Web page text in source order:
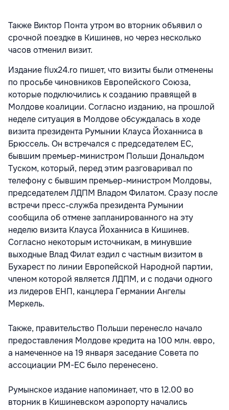
Также Виктор Понта утром во вторник объявил о
срочной поездке в Кишинев, но через несколько
часов отменил визит.
Издание flux24.ro пишет, что визиты были отменены
по просьбе чиновников Европейского Союза,
которые подключились к созданию правящей в
Молдове коалиции. Согласно изданию, на прошлой
неделе ситуация в Молдове обсуждалась в ходе
визита президента Румынии Клауса Йоханниса в
Брюссель. Он встречался с председателем ЕС,
бывшим премьер-министром Польши Дональдом
Туском, который, перед этим разговаривал по
телефону с бывшим премьер-министром Молдовы,
председателем ЛДПМ Владом Филатом. Сразу после
встречи пресс-служба президента Румынии
сообщила об отмене запланированного на эту
неделю визита Клауса Йоханниса в Кишинев.
Согласно некоторым источникам, в минувшие
выходные Влад Филат ездил с частным визитом в
Бухарест по линии Европейской Народной партии,
членом которой является ЛДПМ, и с подачи одного
из лидеров ЕНП, канцлера Германии Ангелы
Меркель.
Также, правительство Польши перенесло начало
предоставления Молдове кредита на 100 млн. евро,
а намеченное на 19 января заседание Совета по
ассоциации РМ-ЕС было перенесено.
Румынское издание напоминает, что в 12.00 во
вторник в Кишиневском аэропорту начались